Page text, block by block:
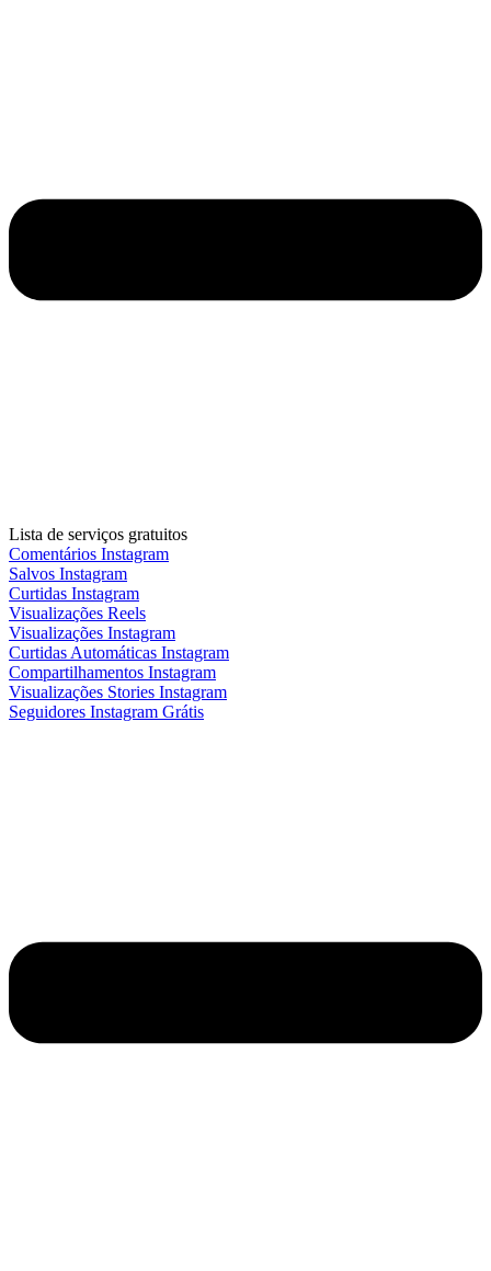
Lista de serviços gratuitos
Comentários Instagram
Salvos Instagram
Curtidas Instagram
Visualizações Reels
Visualizações Instagram
Curtidas Automáticas Instagram
Compartilhamentos Instagram
Visualizações Stories Instagram
Seguidores Instagram Grátis